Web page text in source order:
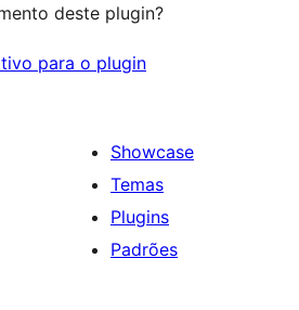
deste plugin?
para o plugin
Showcase
Temas
Plugins
Padrões